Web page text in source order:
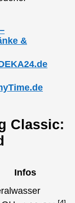
&
Classic:
Infos